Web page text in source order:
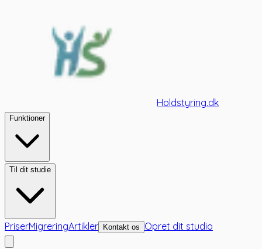
Holdstyring.dk
Funktioner
Til dit studie
PriserMigreringArtikler Kontakt os Opret dit studio